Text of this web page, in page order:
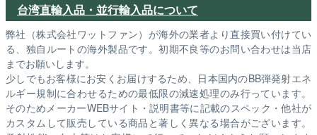
台湾直輸入品・並行輸入品について
弊社（株式会社ワットファン）が海外の業者より直接買い付けてい
る、独自ルートの海外製品です。初期不良等のお問い合わせは当店
までお願いします。
少しでもお客様にお安くお届けするため、日本国内のBB弾発射エネ
ルギー規制に合わせるための最低限の減速処理のみ行っています。
そのためメーカーWEBサイト・説明書等に記載のスペック・他社が
カスタムして販売している商品と著しく異なる場合がございます。